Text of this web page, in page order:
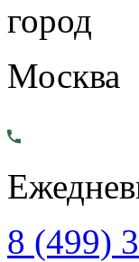
город
Москва
8 (499)